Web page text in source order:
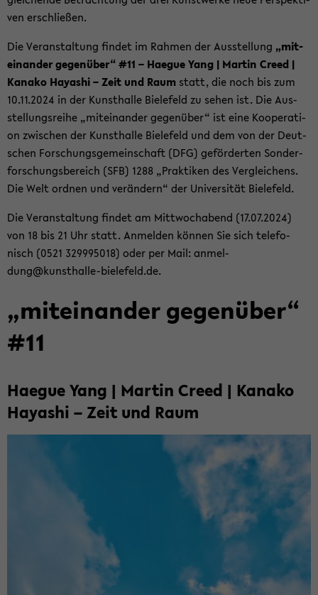
ven er­schlie­ßen.
Die Ver­an­stal­tung fin­det im Rah­men der Aus­stel­lung „mit­
ein­an­der ge­gen­über“ #11 – Ha­e­gue Yang | Mar­tin Creed |
Ka­na­ko Ha­ya­shi – Zeit und Raum statt, die noch bis zum
10.11.2024 in der Kunst­hal­le Bie­le­feld zu sehen ist. Die Aus­
stel­lungs­rei­he „mit­ein­an­der ge­gen­über“ ist eine Ko­ope­ra­ti­
on zwi­schen der Kunst­hal­le Bie­le­feld und dem von der Deut­
schen For­schungs­ge­mein­schaft (DFG) ge­för­der­ten Son­der­
for­schungs­be­reich (SFB) 1288 „Prak­ti­ken des Ver­glei­chens.
Die Welt ord­nen und ver­än­dern“ der Uni­ver­si­tät Bie­le­feld.
Die Ver­an­stal­tung fin­det am Mitt­woch­abend (17.07.2024)
von 18 bis 21 Uhr statt. An­mel­den kön­nen Sie sich te­le­fo­
nisch (0521 329995018) oder per Mail: an­mel­
dung@kunsthalle-​bielefeld.de.
„mit­ein­an­der ge­gen­über“
#11
Ha­e­gue Yang | Mar­tin Creed | Ka­na­ko
Ha­ya­shi – Zeit und Raum